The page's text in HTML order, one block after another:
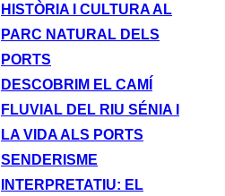
HISTÒRIA I CULTURA AL
PARC NATURAL DELS
PORTS
DESCOBRIM EL CAMÍ
FLUVIAL DEL RIU SÉNIA I
LA VIDA ALS PORTS
SENDERISME
INTERPRETATIU: EL